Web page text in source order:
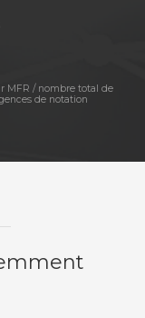
MFR / nombre total de
de notation